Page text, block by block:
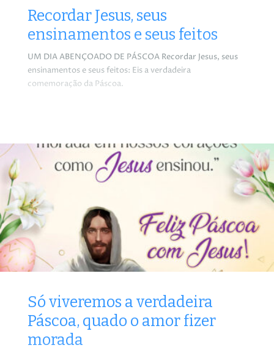
Recordar Jesus, seus
ensinamentos e seus feitos
UM DIA ABENÇOADO DE PÁSCOA Recordar Jesus, seus
ensinamentos e seus feitos: Eis a verdadeira
comemoração da Páscoa.
Só viveremos a verdadeira
Páscoa, quado o amor fizer
morada